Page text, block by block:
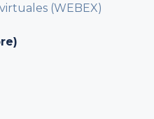
(WEBEX)